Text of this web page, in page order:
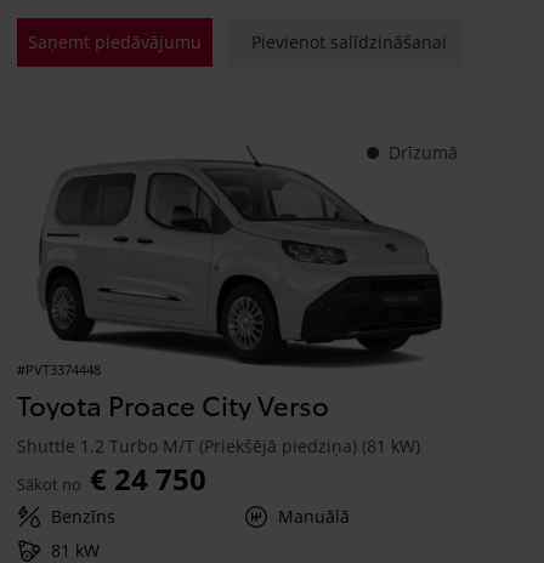
Saņemt piedāvājumu Pievienot salīdzināšanai
Drīzumā
#PVT3374448
Toyota Proace City Verso
Shuttle 1.2 Turbo M/T (Priekšējā piedziņa) (81 kW)
Sākot no € 24 750
Benzīns
Manuālā
81 kW